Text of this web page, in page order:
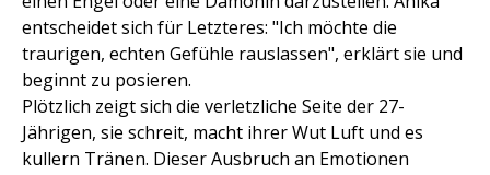
entscheidet sich für Letzteres: "Ich möchte die
traurigen, echten Gefühle rauslassen", erklärt sie und
beginnt zu posieren.
Plötzlich zeigt sich die verletzliche Seite der 27-
Jährigen, sie schreit, macht ihrer Wut Luft und es
kullern Tränen. Dieser Ausbruch an Emotionen